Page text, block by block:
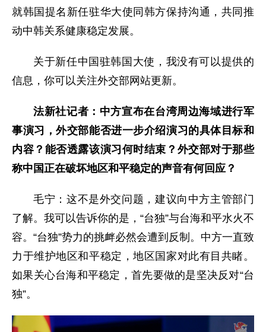
就韩国提名新任驻华大使同韩方保持沟通，共同推
动中韩关系健康稳定发展。
关于新任中国驻韩国大使，我没有可以提供的
信息，你可以关注外交部网站更新。
法新社记者：中方宣布在台湾周边海域进行军
事演习，外交部能否进一步介绍演习的具体目标和
内容？能否透露该演习何时结束？外交部对于那些
称中国正在破坏地区和平稳定的声音有何回应？
毛宁：这不是外交问题，建议向中方主管部门
了解。我可以告诉你的是，“台独”与台海和平水火不
容。“台独”势力的挑衅必然会遭到反制。中方一直致
力于维护地区和平稳定，地区国家对此有目共睹。
如果关心台海和平稳定，首先要做的是坚决反对“台
独”。